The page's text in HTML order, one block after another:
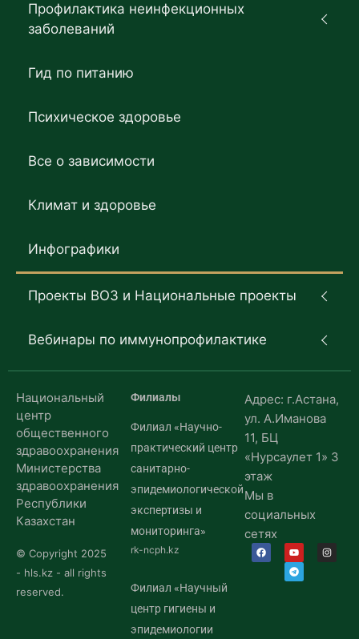
Профилактика неинфекционных
заболеваний
Гид по питанию
Психическое здоровье
Все о зависимости
Климат и здоровье
Инфографики
Проекты ВОЗ и Национальные проекты
Вебинары по иммунопрофилактике
Национальный
центр
общественного
здравоохранения
Министерства
здравоохранения
Республики
Казахстан
© Copyright 2025
- hls.kz - all rights
reserved.
Филиалы
Филиал «Научно-
практический центр
санитарно-
эпидемиологической
экспертизы и
мониторинга»
rk-ncph.kz
Филиал «Научный
центр гигиены и
эпидемиологии
Адрес: г.Астана,
ул. А.Иманова
11, БЦ
«Нурсаулет 1» 3
этаж
Мы в
социальных
сетях